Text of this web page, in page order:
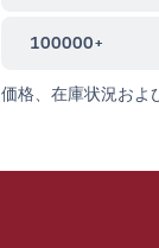
100000+
価格、在庫状況およ